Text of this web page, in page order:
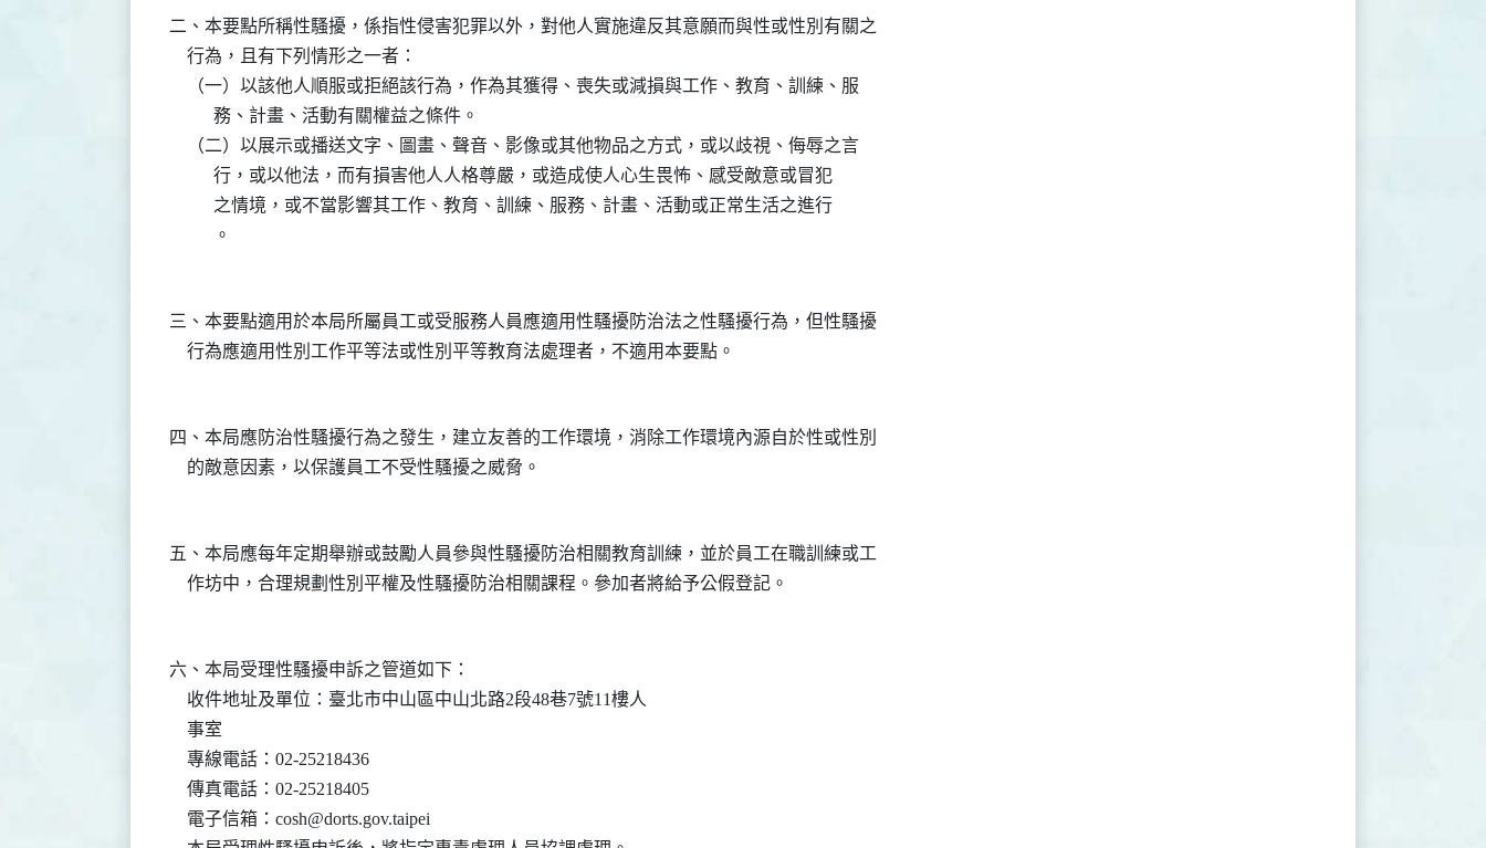
二、本要點所稱性騷擾，係指性侵害犯罪以外，對他人實施違反其意願而與性或性別有關之
    行為，且有下列情形之一者：
    （一）以該他人順服或拒絕該行為，作為其獲得、喪失或減損與工作、教育、訓練、服
          務、計畫、活動有關權益之條件。
    （二）以展示或播送文字、圖畫、聲音、影像或其他物品之方式，或以歧視、侮辱之言
          行，或以他法，而有損害他人人格尊嚴，或造成使人心生畏怖、感受敵意或冒犯
          之情境，或不當影響其工作、教育、訓練、服務、計畫、活動或正常生活之進行
三、本要點適用於本局所屬員工或受服務人員應適用性騷擾防治法之性騷擾行為，但性騷擾
四、本局應防治性騷擾行為之發生，建立友善的工作環境，消除工作環境內源自於性或性別
五、本局應每年定期舉辦或鼓勵人員參與性騷擾防治相關教育訓練，並於員工在職訓練或工
六、本局受理性騷擾申訴之管道如下：
    收件地址及單位：臺北市中山區中山北路2段48巷7號11樓人
    事室
    專線電話：02-25218436
    傳真電話：02-25218405
    電子信箱：cosh@dorts.gov.taipei